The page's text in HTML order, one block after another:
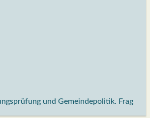
und Gemeindepolitik. Frag